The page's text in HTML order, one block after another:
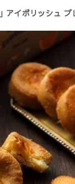
アイボリッシュ